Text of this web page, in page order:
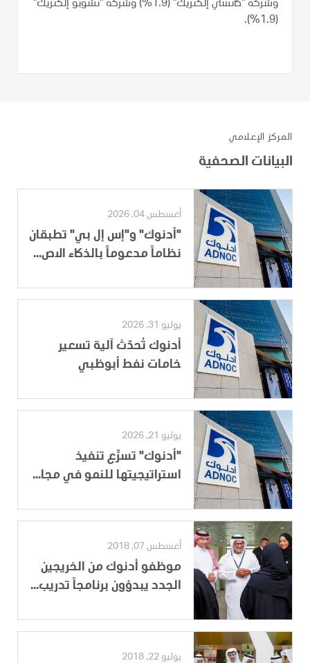
وشركة "كانساي إلكتريك" (1.9%) وشركة "تشوبو إلكتريك"
(1.9%).
المركز الإعلامي
البيانات الصحفية
أغسطس 04, 2026
"أدنوك" و"إس إل بي" تطبقان
نظاماً مدعوماً بالذكاء الاص...
يوليو 31, 2026
أدنوك تُحدّث آلية تسعير
خامات نفط أبوظبي
يوليو 21, 2026
"أدنوك" تسرِّع تنفيذ
استراتيجيتها للنمو في مجا...
أغسطس 07, 2018
موظفو أدنوك من الخريجين
الجدد يبدؤون برنامجاً تدريب...
يوليو 22, 2018